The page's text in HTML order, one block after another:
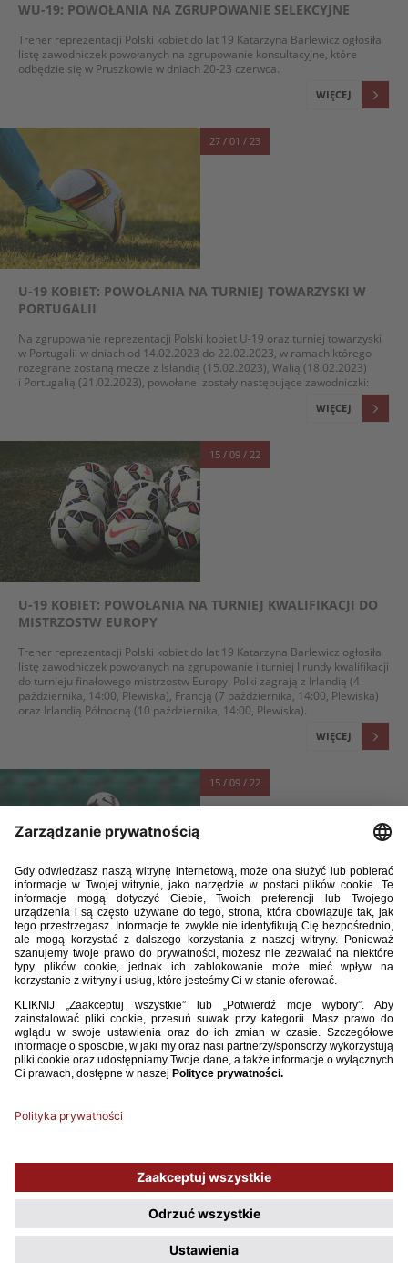
WU-19: POWOŁANIA NA ZGRUPOWANIE SELEKCYJNE
Trener reprezentacji Polski kobiet do lat 19 Katarzyna Barlewicz ogłosiła
listę zawodniczek powołanych na zgrupowanie konsultacyjne, które
odbędzie się w Pruszkowie w dniach 20-23 czerwca.
WIĘCEJ
27 / 01 / 23
U-19 KOBIET: POWOŁANIA NA TURNIEJ TOWARZYSKI W
PORTUGALII
Na zgrupowanie reprezentacji Polski kobiet U-19 oraz turniej towarzyski
w Portugalii w dniach od 14.02.2023 do 22.02.2023, w ramach którego
rozegrane zostaną mecze z Islandią (15.02.2023), Walią (18.02.2023)
i Portugalią (21.02.2023), powołane zostały następujące zawodniczki:
WIĘCEJ
15 / 09 / 22
U-19 KOBIET: POWOŁANIA NA TURNIEJ KWALIFIKACJI DO
MISTRZOSTW EUROPY
Trener reprezentacji Polski kobiet do lat 19 Katarzyna Barlewicz ogłosiła
listę zawodniczek powołanych na zgrupowanie i turniej I rundy kwalifikacji
do turnieju finałowego mistrzostw Europy. Polki zagrają z Irlandią (4
października, 14:00, Plewiska), Francją (7 października, 14:00, Plewiska)
oraz Irlandią Północną (10 października, 14:00, Plewiska).
WIĘCEJ
15 / 09 / 22
U-19 KOBIET: POWOŁANIA NA TURNIEJ KWALIFIKACYJNY
UEFA EUROPEAN WOMEN’S UNDER-19 CHAMPIONSHIP
Na zgrupowanie reprezentacji Polski U-19 kobiet, które odbędzie się
kwalifikacyjny UEFA European Women’s Under-19 Championship (Round
1, League A) w dniach od 04.10.2022 r. do 10.10.2022 r., w ramach
którego rozegrane zostaną mecze: 04.10.22 z reprezentacją Irlandii
(godz. 14:00, Plewiska), 07.10.22 z reprezentacją Francji (godz. 14:00,
Plewiska) oraz 10.10.22 z reprezentacją Irlandii Północnej (godz. 14:00.
Plewiska) powołane zostały następujące zawodniczki:
13 14 ... 32
Używamy plików cookies, aby ułatwić Ci korzystanie z naszego serwisu
oraz do celów statystycznych. Jeśli nie blokujesz tych plików, to zgadzasz
się na ich użycie oraz zapisanie w pamięci urządzenia. Pamiętaj, że
możesz samodzielnie zarządzać cookies, zmieniając ustawienia
przeglądarki.
Polityka plików Cookies.